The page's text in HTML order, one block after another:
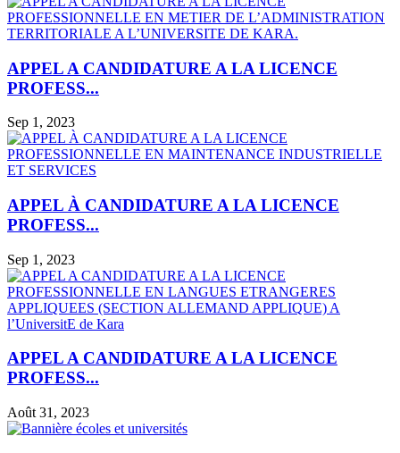
APPEL A CANDIDATURE A LA LICENCE
PROFESS...
Sep 1, 2023
APPEL À CANDIDATURE A LA LICENCE
PROFESS...
Sep 1, 2023
APPEL A CANDIDATURE A LA LICENCE
PROFESS...
Août 31, 2023